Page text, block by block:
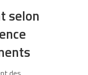
selon